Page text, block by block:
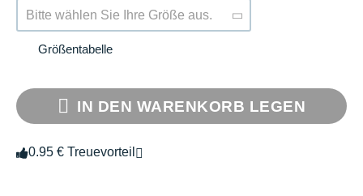
Bitte wählen Sie Ihre Größe aus.
Größentabelle
IN DEN WARENKORB LEGEN
0.95 € Treuevorteil